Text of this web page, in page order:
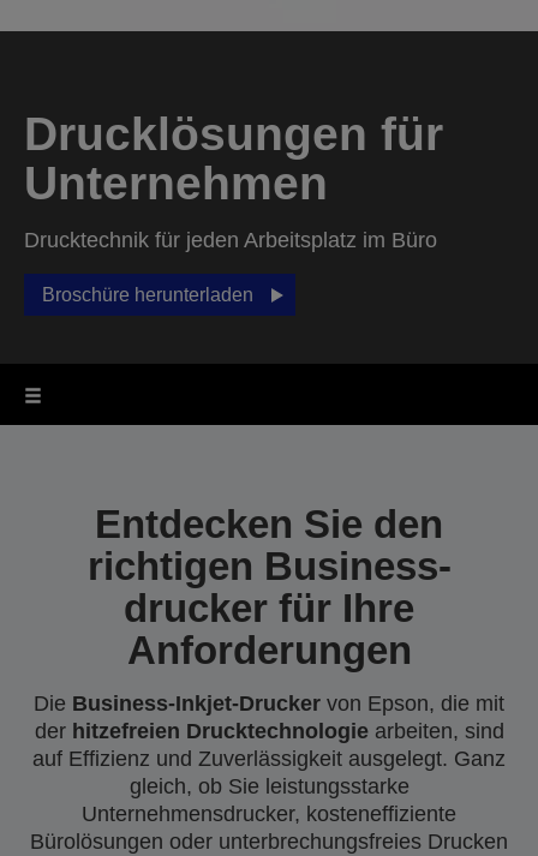
Drucklösungen für
Unternehmen
Drucktechnik für jeden Arbeitsplatz im Büro
Broschüre herunterladen
Entdecken Sie den
richtigen Business-
drucker für Ihre
Anforderungen
Die Business-Inkjet-Drucker von Epson, die mit
der hitzefreien Drucktechnologiearbeiten, sind
auf Effizienz und Zuverlässigkeit ausgelegt. Ganz
gleich, ob Sie leistungsstarke
Unternehmensdrucker, kosteneffiziente
Bürolösungen oder unterbrechungsfreies Drucken